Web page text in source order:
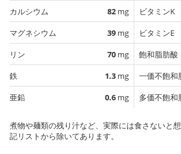
カルシウム
82 mg
マグネシウム
39 mg
リン
70 mg
鉄
1.3 mg
亜鉛
0.6 mg
ビタミンK
ビタミンE
飽和脂肪酸
一価不飽和
多価不飽和
煮物や麺類の残り汁など、実際には食さないと
記リストから除いてあります。